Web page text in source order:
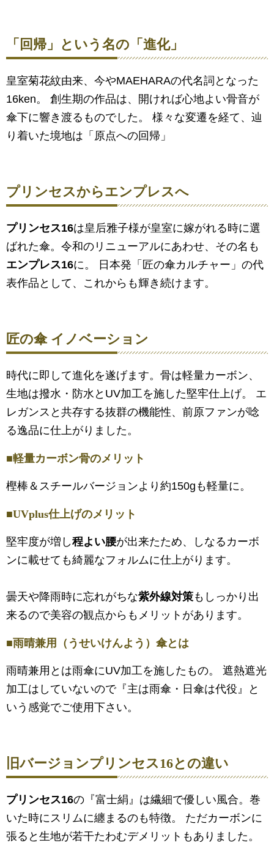
「回帰」という名の「進化」
皇室菊花紋由来、今やMAEHARAの代名詞となった
16ken。 創生期の作品は、開ければ心地よい骨音が
傘下に響き渡るものでした。 様々な変遷を経て、辿
り着いた境地は「原点への回帰」
プリンセスからエンプレスへ
プリンセス16は皇后雅子様が皇室に嫁がれる時に選
ばれた傘。令和のリニューアルにあわせ、その名も
エンプレス16に。 日本発「匠の傘カルチャー」の代
表作品として、これからも輝き続けます。
匠の傘 イノベーション
時代に即して進化を遂げます。骨は軽量カーボン、
生地は撥水・防水とUV加工を施した堅牢仕上げ。 エ
レガンスと共存する抜群の機能性、前原ファンが唸
る逸品に仕上がりました。
■軽量カーボン骨のメリット
樫棒＆スチールバージョンより約150gも軽量に。
■UVplus仕上げのメリット
堅牢度が増し程よい腰が出来たため、しなるカーボ
ンに載せても綺麗なフォルムに仕上がります。
曇天や降雨時に忘れがちな紫外線対策もしっかり出
来るので美容の観点からもメリットがあります。
■雨晴兼用（うせいけんよう）傘とは
雨晴兼用とは雨傘にUV加工を施したもの。 遮熱遮光
加工はしていないので『主は雨傘・日傘は代役』と
いう感覚でご使用下さい。
旧バージョンプリンセス16との違い
プリンセス16の『富士絹』は繊細で優しい風合。巻
いた時にスリムに纏まるのも特徴。 ただカーボンに
張ると生地が若干たわむデメリットもありました。